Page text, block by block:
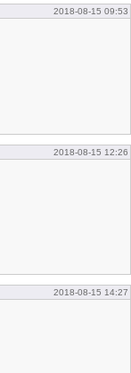
2018-08-15 09:53
2018-08-15 12:26
2018-08-15 14:27